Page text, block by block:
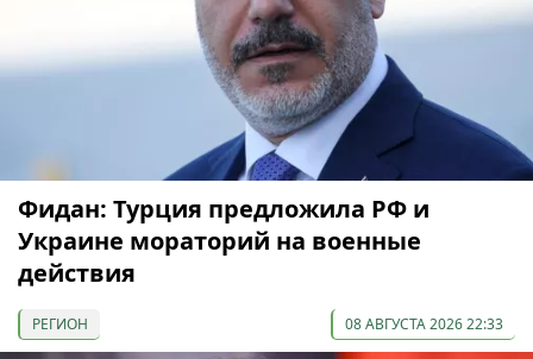
Фидан: Турция предложила РФ и
Украине мораторий на военные
действия
РЕГИОН 08 АВГУСТА 2026 22:33